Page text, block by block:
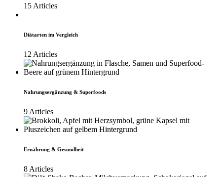
15 Articles
Diätarten im Vergleich
12 Articles
Nahrungsergänzung & Superfoods
9 Articles
Ernährung & Gesundheit
8 Articles